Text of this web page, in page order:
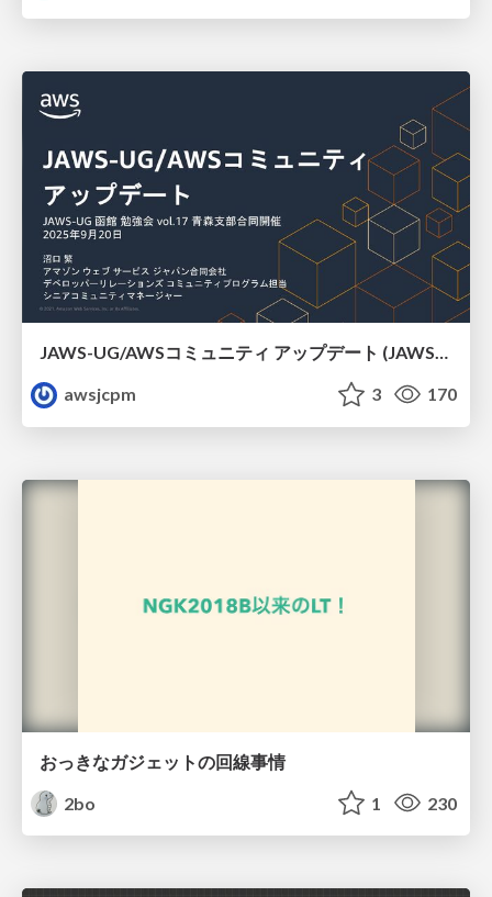
JAWS-UG/AWSコミュニティ アップデート (JAWS-UG函館支部)
awsjcpm
3 170
おっきなガジェットの回線事情
2bo
1 230